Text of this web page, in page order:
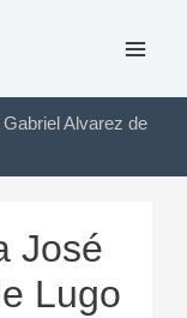
Alvarez de
José
Lugo